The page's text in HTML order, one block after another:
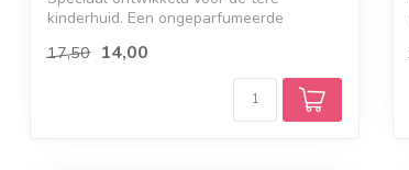
kinderhuid. Een ongeparfumeerde
17,50 14,00